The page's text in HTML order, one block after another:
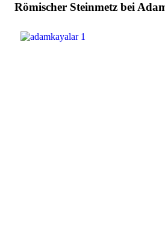
Römischer Steinmetz bei